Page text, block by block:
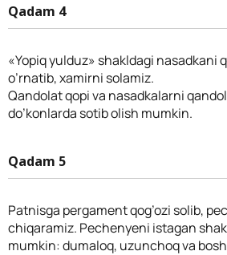
Qadam 4
«Yopiq yulduz» shakldagi nasadkani
o’rnatib, xamirni solamiz.
Qandolat qopi va nasadkalarni
do’konlarda sotib olish mumkin.
Qadam 5
Patnisga pergament qog’ozi solib,
chiqaramiz. Pechenyeni istagan
mumkin: dumaloq, uzunchoq va